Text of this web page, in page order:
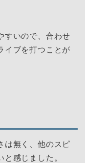
すいので、合わせ
イブを打つことが
は無く、他のスピ
感じました。